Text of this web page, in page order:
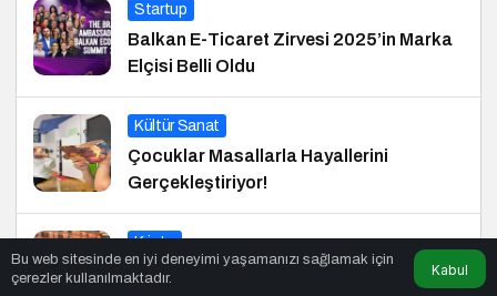
Startup
Balkan E-Ticaret Zirvesi 2025’in Marka
Elçisi Belli Oldu
Kültür Sanat
Çocuklar Masallarla Hayallerini
Gerçekleştiriyor!
Kripto
Türkiye’deki Kripto Ekosistemiyle İlk
Bu web sitesinde en iyi deneyimi yaşamanızı sağlamak için
çerezler kullanılmaktadır.
Kabul